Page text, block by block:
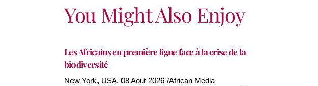
You Might Also Enjoy
Les Africains en première ligne face à la crise de la
biodiversité
New York, USA, 08 Aout 2026-/African Media